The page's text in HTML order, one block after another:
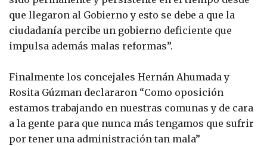
que llegaron al Gobierno y esto se debe a que la
ciudadanía percibe un gobierno deficiente que
impulsa además malas reformas”.
Finalmente los concejales Hernán Ahumada y
Rosita Gúzman declararon “Como oposición
estamos trabajando en nuestras comunas y de cara
a la gente para que nunca más tengamos que sufrir
por tener una administración tan mala”